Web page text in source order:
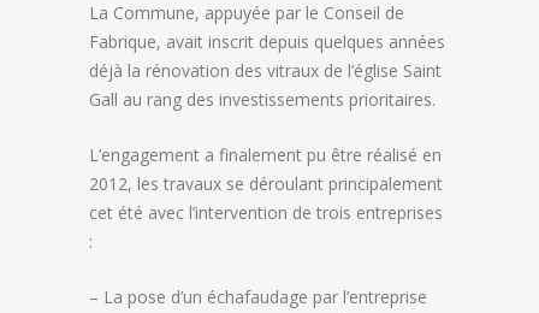
La Commune, appuyée par le Conseil de
Fabrique, avait inscrit depuis quelques années
déjà la rénovation des vitraux de l’église Saint
Gall au rang des investissements prioritaires.
L’engagement a finalement pu être réalisé en
2012, les travaux se déroulant principalement
cet été avec l’intervention de trois entreprises
:
– La pose d’un échafaudage par l’entreprise